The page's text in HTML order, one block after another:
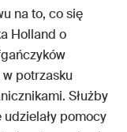
na to, co się
Holland o
w potrzasku
Służby
udzielały pomocy